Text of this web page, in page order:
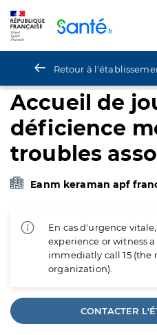
Retour à
Accueil de
déficience
troubles
Eanm keraman apf
En cas d'urgence
experience or witness
immediatly call 15 (the
organization).
CONTACTER